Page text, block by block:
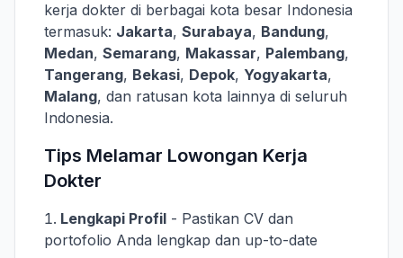
kerja dokter di berbagai kota besar Indonesia
termasuk: Jakarta, Surabaya, Bandung,
Medan, Semarang, Makassar, Palembang,
Tangerang, Bekasi, Depok, Yogyakarta,
Malang, dan ratusan kota lainnya di seluruh
Indonesia.
Tips Melamar Lowongan Kerja
Dokter
Lengkapi Profil - Pastikan CV dan
portofolio Anda lengkap dan up-to-date